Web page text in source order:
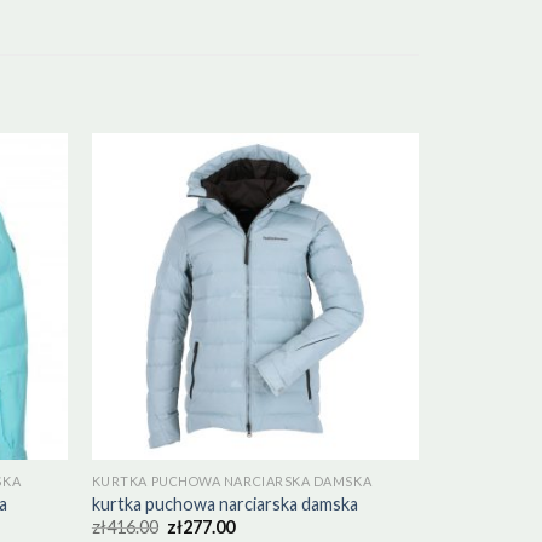
KURTKA PUCHOWA NARCIARSKA DAMSKA
kurtka puchowa narciarska damska
zł416.00 zł277.00